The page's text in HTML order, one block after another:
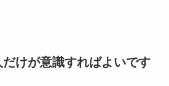
けが意識すればよいです